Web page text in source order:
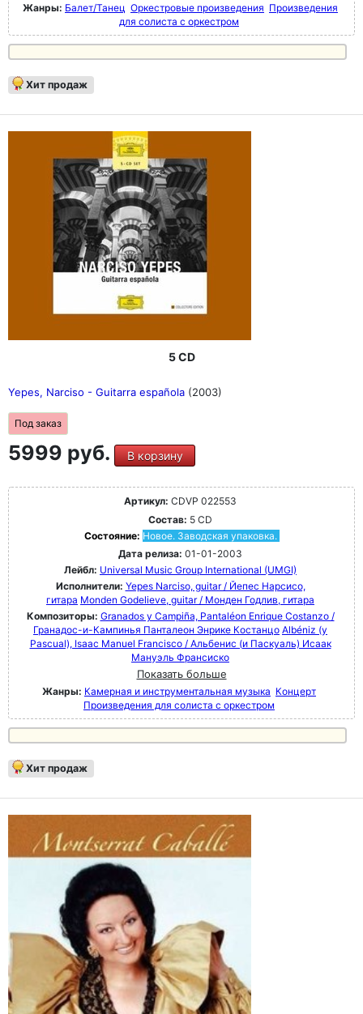
Жанры: Балет/Танец Оркестровые произведения Произведения
для солиста с оркестром
Хит продаж
5 CD
Yepes, Narciso - Guitarra española (2003)
Под заказ
5999 руб. В корзину
Артикул: CDVP 022553
Состав: 5 CD
Состояние: Новое. Заводская упаковка.
Дата релиза: 01-01-2003
Лейбл: Universal Music Group International (UMGI)
Исполнители: Yepes Narciso, guitar / Йепес Нарсисо,
гитара Monden Godelieve, guitar / Монден Годлив, гитара
Композиторы: Granados y Campiña, Pantaléon Enrique Costanzo /
Гранадос-и-Кампинья Панталеон Энрике Костанцо Albéniz (y
Pascual), Isaac Manuel Francisco / Альбенис (и Паскуаль) Исаак
Мануэль Франсиско
Показать больше
Жанры: Камерная и инструментальная музыка Концерт
Произведения для солиста с оркестром
Хит продаж